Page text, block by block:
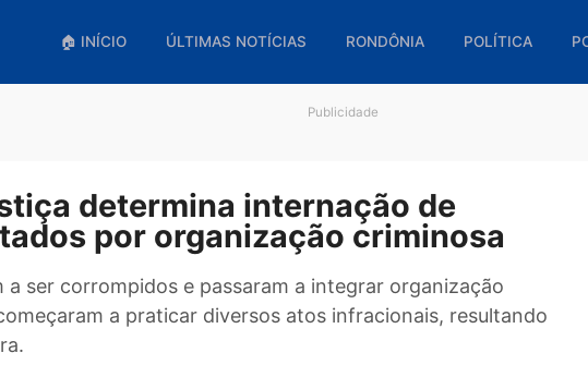
🏠 INÍCIO ÚLTIMAS NOTÍCIAS RONDÔNIA
determina internação de
por organização criminosa
a ser corrompidos e passaram a integrar
começaram a praticar diversos atos infracionais,